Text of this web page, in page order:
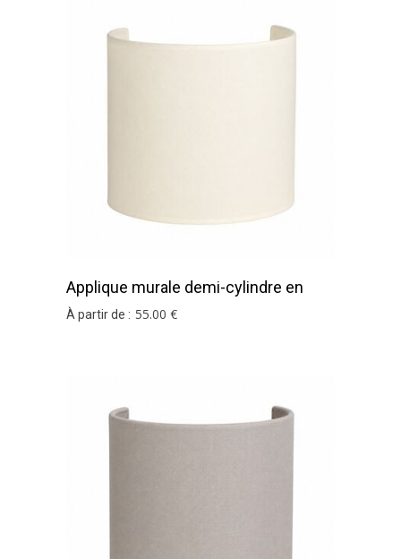
Applique murale demi-cylindre en
coton ivoire
À partir de : 55.00 €